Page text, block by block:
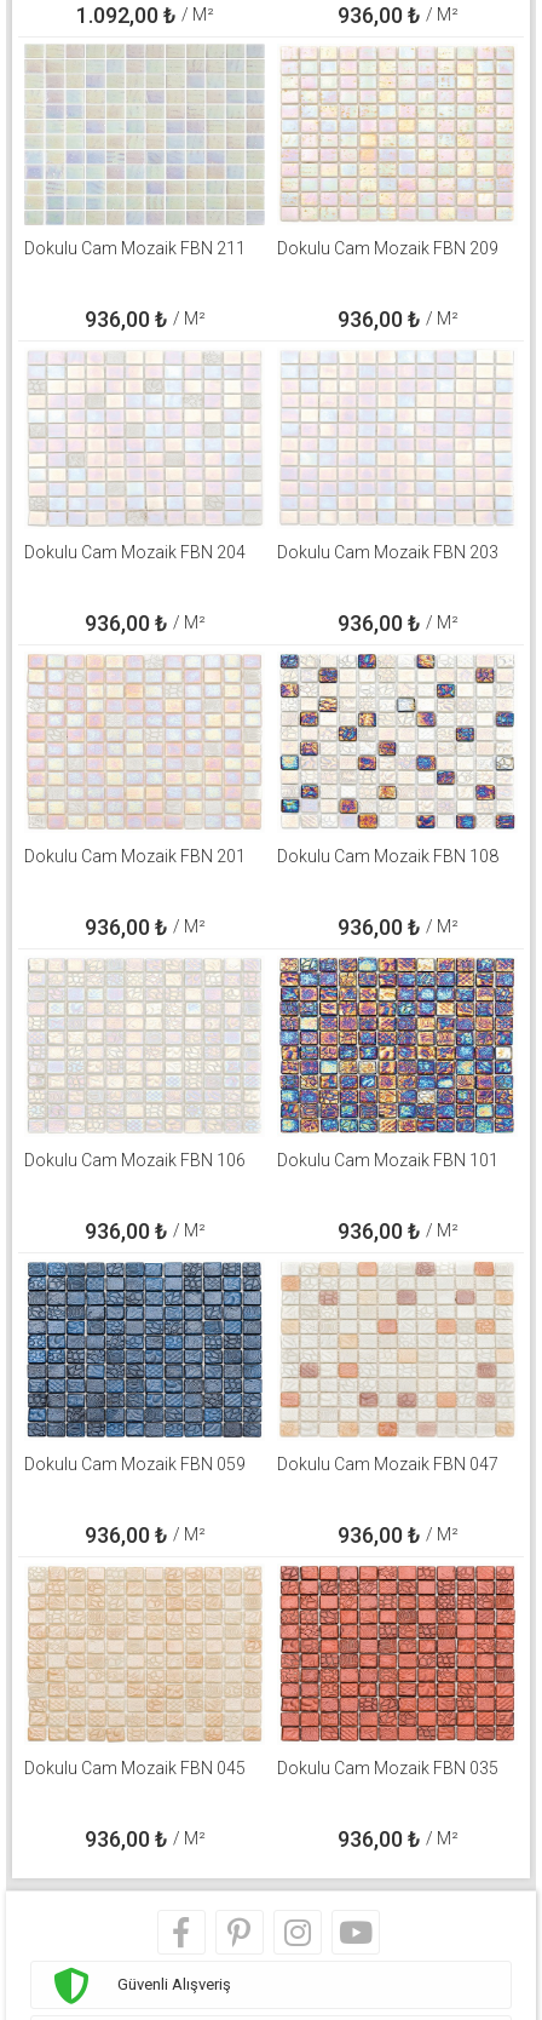
1.092,00₺ / M² 936,00₺ / M²
Dokulu Cam Mozaik FBN 211
936,00₺ / M²
Dokulu Cam Mozaik FBN 209
936,00₺ / M²
Dokulu Cam Mozaik FBN 204
936,00₺ / M²
Dokulu Cam Mozaik FBN 203
936,00₺ / M²
Dokulu Cam Mozaik FBN 201
936,00₺ / M²
Dokulu Cam Mozaik FBN 108
936,00₺ / M²
Dokulu Cam Mozaik FBN 106
936,00₺ / M²
Dokulu Cam Mozaik FBN 101
936,00₺ / M²
Dokulu Cam Mozaik FBN 059
936,00₺ / M²
Dokulu Cam Mozaik FBN 047
936,00₺ / M²
Dokulu Cam Mozaik FBN 045
936,00₺ / M²
Dokulu Cam Mozaik FBN 035
936,00₺ / M²
Güvenli Alışveriş